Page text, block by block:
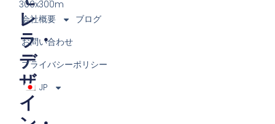
レ
ラ・
デ
ザ
イ
300x300m
会社概要
ブログ
お問い合わせ
プライバシーポリシー
JP